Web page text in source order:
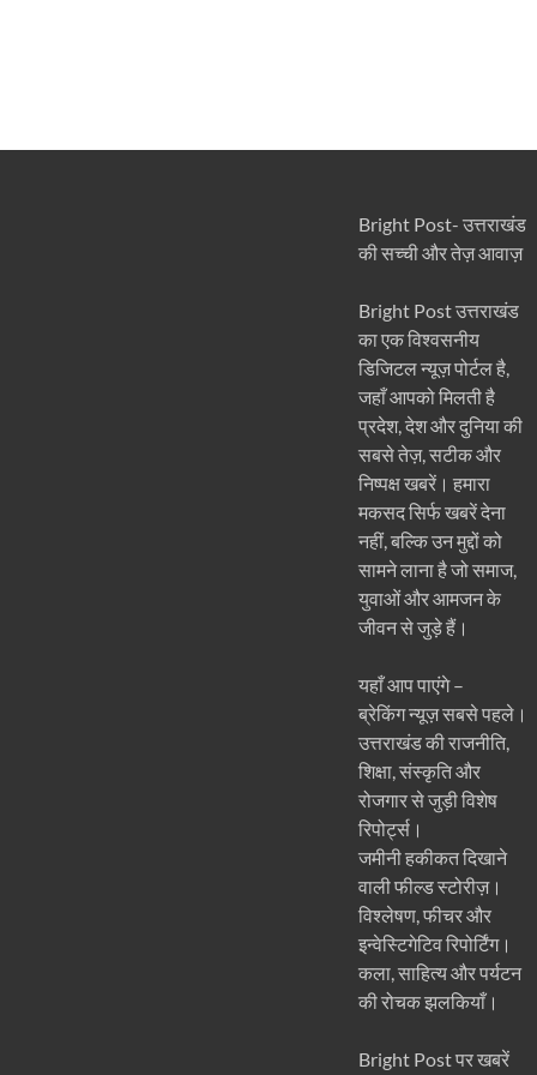
Bright Post- उत्तराखंड
की सच्ची और तेज़ आवाज़
Bright Post उत्तराखंड
का एक विश्वसनीय
डिजिटल न्यूज़ पोर्टल है,
जहाँ आपको मिलती है
प्रदेश, देश और दुनिया की
सबसे तेज़, सटीक और
निष्पक्ष खबरें। हमारा
मकसद सिर्फ खबरें देना
नहीं, बल्कि उन मुद्दों को
सामने लाना है जो समाज,
युवाओं और आमजन के
जीवन से जुड़े हैं।
यहाँ आप पाएंगे –
ब्रेकिंग न्यूज़ सबसे पहले।
उत्तराखंड की राजनीति,
शिक्षा, संस्कृति और
रोजगार से जुड़ी विशेष
रिपोर्ट्स।
जमीनी हकीकत दिखाने
वाली फील्ड स्टोरीज़।
विश्लेषण, फीचर और
इन्वेस्टिगेटिव रिपोर्टिंग।
कला, साहित्य और पर्यटन
की रोचक झलकियाँ।
Bright Post पर खबरें